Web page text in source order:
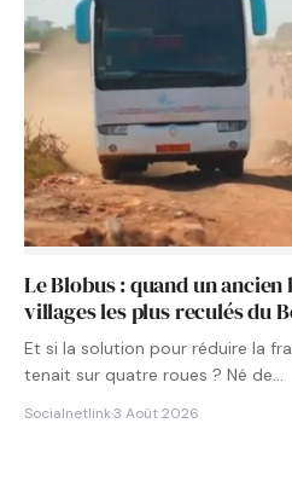
Le Blobus : quand un ancien
villages les plus reculés du
Et si la solution pour réduire la
tenait sur quatre roues ? Né de…
Socialnetlink·3 Août 2026